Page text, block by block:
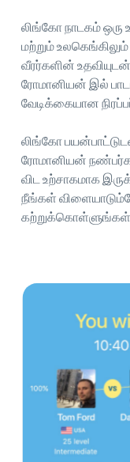
லிங்கோ நாடகம்
மற்றும்
வீரர்களின்
ரோமானியன் இல்
வேடிக்கையான
லிங்கோ
ரோமானியன்
விட உற்சாகமாக
நீங்கள்